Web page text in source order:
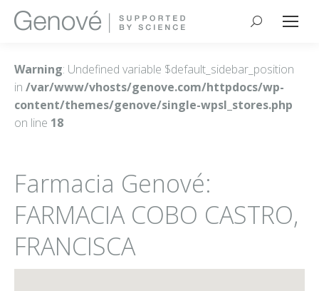
Buscar:
Warning: Undefined variable $default_sidebar_position
in /var/www/vhosts/genove.com/httpdocs/wp-
content/themes/genove/single-wpsl_stores.php
on line 18
Farmacia Genové:
FARMACIA COBO CASTRO,
FRANCISCA